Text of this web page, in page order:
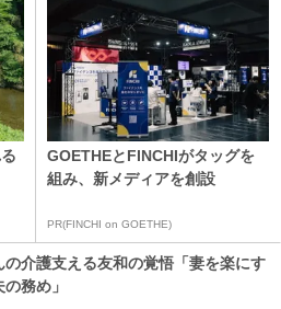
GOETHEとFINCHIがタッグを
組み、新メディアを創設
PR(FINCHI on GOETHE)
の介護支える友和の覚悟「妻を楽にす
務め」